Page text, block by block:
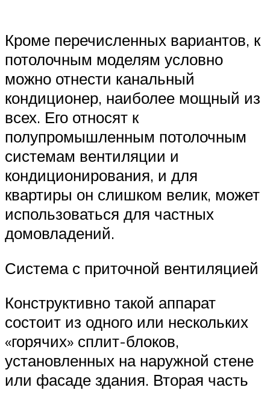
Кроме перечисленных вариантов, к
потолочным моделям условно
можно отнести канальный
кондиционер, наиболее мощный из
всех. Его относят к
полупромышленным потолочным
системам вентиляции и
кондиционирования, и для
квартиры он слишком велик, может
использоваться для частных
домовладений.
Система с приточной вентиляцией
Конструктивно такой аппарат
состоит из одного или нескольких
«горячих» сплит-блоков,
установленных на наружной стене
или фасаде здания. Вторая часть